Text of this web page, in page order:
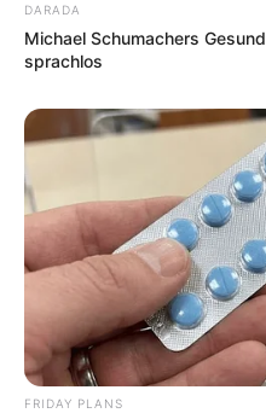
Suchen:
Auf einigen Seiten dieses
Angebote integriert. Wenn
gekauft wird, ist das eine
dadurch der Preis ändert.
DARADA
Michael Schumachers
sprachlos
FRIDAY PLANS